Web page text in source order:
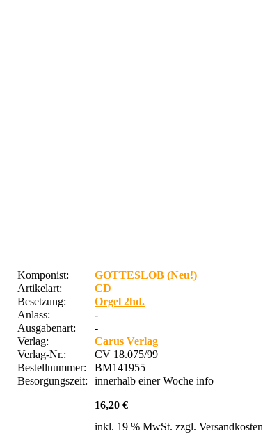
Komponist:
GOTTESLOB (Neu!)
Artikelart:
CD
Besetzung:
Orgel 2hd.
Anlass:
-
Ausgabenart:
-
Verlag:
Carus Verlag
Verlag-Nr.:
CV 18.075/99
Bestellnummer:
BM141955
Besorgungszeit:
innerhalb einer Woche info
16,20 €
inkl. 19 % MwSt. zzgl. Versandkosten